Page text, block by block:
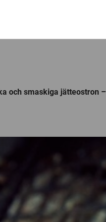
och smaskiga jätteostron